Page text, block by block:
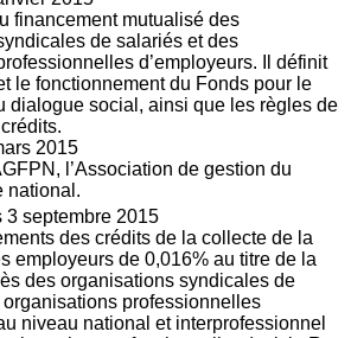
financement mutualisé des
de salariés et des
d’employeurs. Il définit
le fonctionnement du Fonds pour le
dialogue social, ainsi que les règles de
2015
l’Association de gestion du
national.
3 septembre 2015
des crédits de la collecte de la
employeurs de 0,016% au titre de la
des organisations syndicales de
professionnelles
niveau national et interprofessionnel